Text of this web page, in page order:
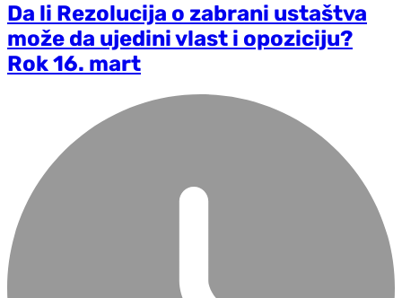
Da li Rezolucija o zabrani ustaštva
može da ujedini vlast i opoziciju?
Rok 16. mart